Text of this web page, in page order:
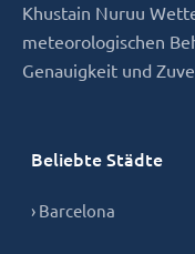
Khustain Nuruu
meteorologischen
Genauigkeit und
Beliebte Städte
› Barcelona